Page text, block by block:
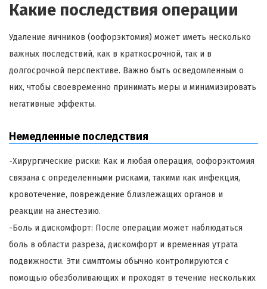
Какие последствия операции
Удаление яичников (оофорэктомия) может иметь несколько
важных последствий, как в краткосрочной, так и в
долгосрочной перспективе. Важно быть осведомленным о
них, чтобы своевременно принимать меры и минимизировать
негативные эффекты.
Немедленные последствия
-Хирургические риски: Как и любая операция, оофорэктомия
связана с определенными рисками, такими как инфекция,
кровотечение, повреждение близлежащих органов и
реакции на анестезию.
-Боль и дискомфорт: После операции может наблюдаться
боль в области разреза, дискомфорт и временная утрата
подвижности. Эти симптомы обычно контролируются с
помощью обезболивающих и проходят в течение нескольких